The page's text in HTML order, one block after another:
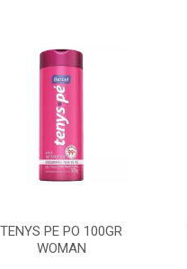
TENYS PE PO 100GR
WOMAN